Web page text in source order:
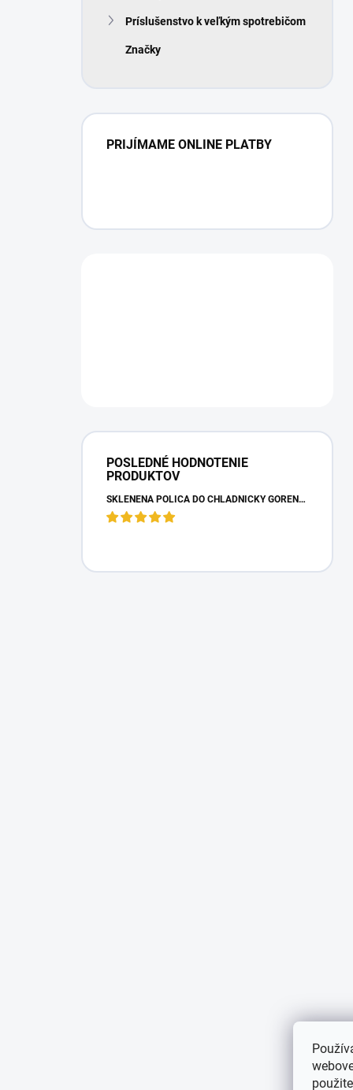
Príslušenstvo k veľkým spotrebičom
Značky
PRIJÍMAME ONLINE PLATBY
POSLEDNÉ HODNOTENIE
PRODUKTOV
SKLENENÁ POLICA DO CHLADNIČKY GORENJE 163336